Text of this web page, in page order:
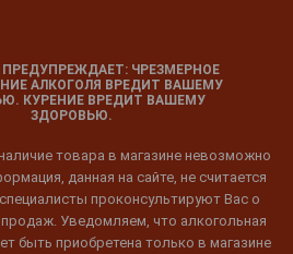
ЧРЕЗМЕРНОЕ
АЛКОГОЛЯ ВРЕДИТ ВАШЕМУ
КУРЕНИЕ ВРЕДИТ ВАШЕМУ
ЗДОРОВЬЮ.
товара в магазине невозможно
данная на сайте, не считается
проконсультируют Вас о
продаж. Уведомляем, что алкогольная
быть приобретена только в магазине